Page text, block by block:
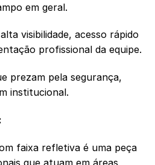
em geral.
visibilidade, acesso rápido
profissional da equipe.
prezam pela segurança,
institucional.
faixa refletiva é uma peça
que atuam em áreas